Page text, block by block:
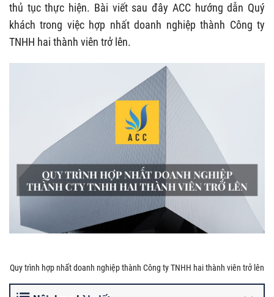
thủ tục thực hiện. Bài viết sau đây ACC hướng dẫn Quý
khách trong việc hợp nhất doanh nghiệp thành Công ty
TNHH hai thành viên trở lên.
Quy trình hợp nhất doanh nghiệp thành Công ty TNHH hai thành viên trở lên